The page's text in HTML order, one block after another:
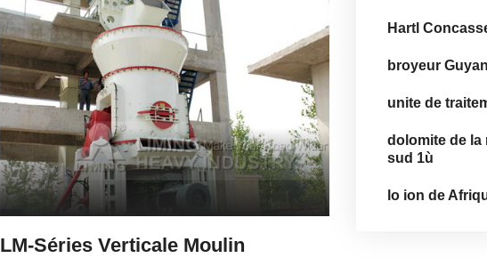
LM-Séries Verticale Moulin
Hartl
broyeur
unite de
dolomite de la
sud 1ù
lo ion de